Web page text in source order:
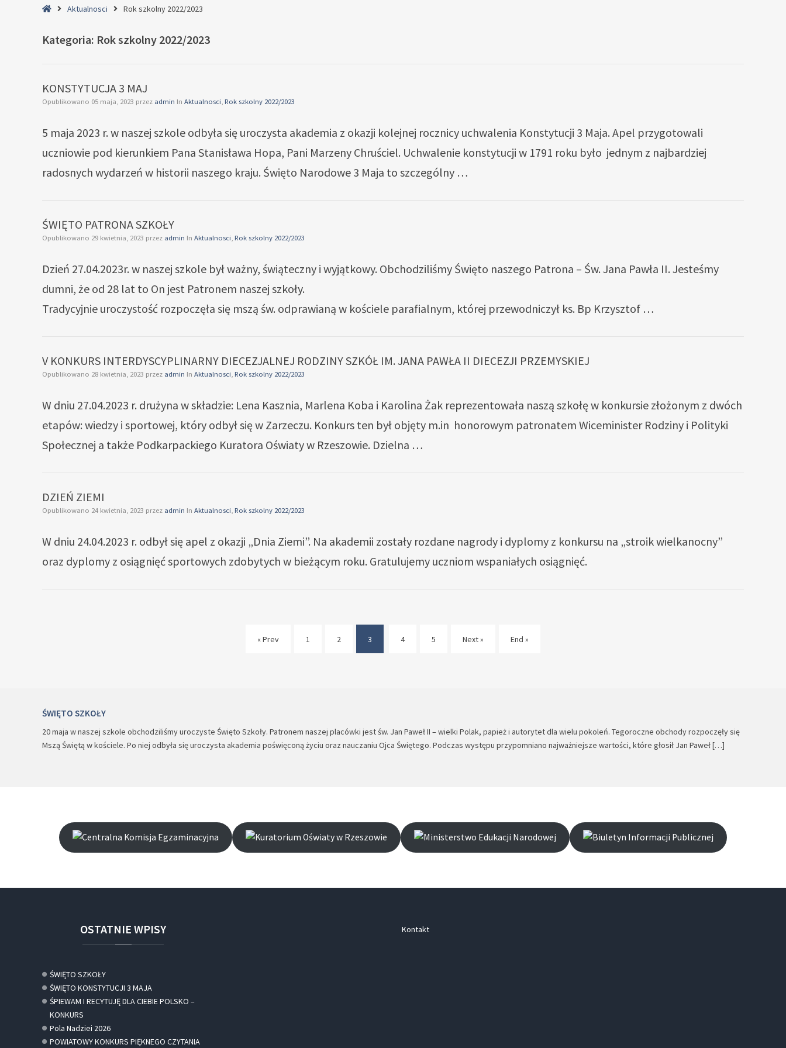
HomeAktualnosci Rok szkolny 2022/2023
Kategoria: Rok szkolny 2022/2023
KONSTYTUCJA 3 MAJ
Opublikowano 05 maja, 2023 przez admin In Aktualnosci Rok szkolny 2022/2023
5 maja 2023 r. w naszej szkole odbyła się uroczysta akademia z okazji kolejnej rocznicy uchwalenia Konstytucji 3 Maja. Apel przygotowali
uczniowie pod kierunkiem Pana Stanisława Hopa, Pani Marzeny Chruściel. Uchwalenie konstytucji w 1791 roku było jednym z najbardziej
radosnych wydarzeń w historii naszego kraju. Święto Narodowe 3 Maja to szczególny …
ŚWIĘTO PATRONA SZKOŁY
Opublikowano 29 kwietnia, 2023 przez admin In Aktualnosci Rok szkolny 2022/2023
Dzień 27.04.2023r. w naszej szkole był ważny, świąteczny i wyjątkowy. Obchodziliśmy Święto naszego Patrona – Św. Jana Pawła II. Jesteśmy
dumni, że od 28 lat to On jest Patronem naszej szkoły.
Tradycyjnie uroczystość rozpoczęła się mszą św. odprawianą w kościele parafialnym, której przewodniczył ks. Bp Krzysztof …
V KONKURS INTERDYSCYPLINARNY DIECEZJALNEJ RODZINY SZKÓŁ IM. JANA PAWŁA II DIECEZJI PRZEMYSKIEJ
Opublikowano 28 kwietnia, 2023 przez admin In Aktualnosci Rok szkolny 2022/2023
W dniu 27.04.2023 r. drużyna w składzie: Lena Kasznia, Marlena Koba i Karolina Żak reprezentowała naszą szkołę w konkursie złożonym z dwóch
etapów: wiedzy i sportowej, który odbył się w Zarzeczu. Konkurs ten był objęty m.in honorowym patronatem Wiceminister Rodziny i Polityki
Społecznej a także Podkarpackiego Kuratora Oświaty w Rzeszowie. Dzielna …
DZIEŃ ZIEMI
Opublikowano 24 kwietnia, 2023 przez admin In Aktualnosci Rok szkolny 2022/2023
W dniu 24.04.2023 r. odbył się apel z okazji „Dnia Ziemi”. Na akademii zostały rozdane nagrody i dyplomy z konkursu na „stroik wielkanocny”
oraz dyplomy z osiągnięć sportowych zdobytych w bieżącym roku. Gratulujemy uczniom wspaniałych osiągnięć.
« Prev 1 2
3
4 5 Next » End »
ŚWIĘTO SZKOŁY
20 maja w naszej szkole obchodziliśmy uroczyste Święto Szkoły. Patronem naszej placówki jest św. Jan Paweł II – wielki Polak, papież i autorytet dla wielu pokoleń. Tegoroczne obchody rozpoczęły się
Mszą Świętą w kościele. Po niej odbyła się uroczysta akademia poświęconą życiu oraz nauczaniu Ojca Świętego. Podczas występu przypomniano najważniejsze wartości, które głosił Jan Paweł […]
OSTATNIE WPISY
ŚWIĘTO SZKOŁY
ŚWIĘTO KONSTYTUCJI 3 MAJA
ŚPIEWAM I RECYTUJĘ DLA CIEBIE POLSKO –
KONKURS
Pola Nadziei 2026
POWIATOWY KONKURS PIĘKNEGO CZYTANIA
Kontakt